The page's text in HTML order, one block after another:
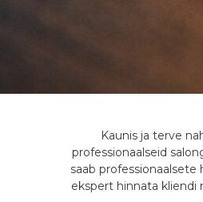
T
a
s
a
Kaunis ja terve
professionaalseid
saab
ekspert hinnata kliendi